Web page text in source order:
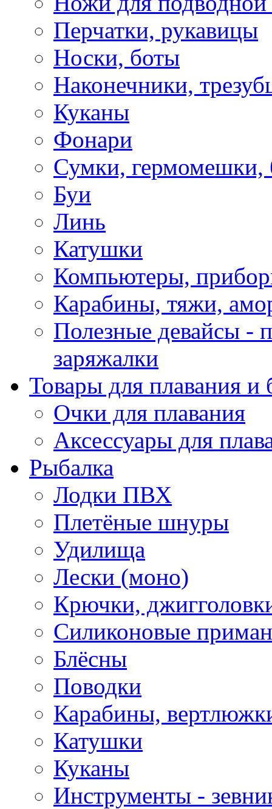
Перчатки, рукавицы
Носки, боты
Наконечники,
Куканы
Фонари
Сумки, гермомешки,
Буи
Линь
Катушки
Компьютеры,
Карабины, тяжи,
Полезные девайсы -
заряжалки
Товары для плавания и
Очки для плавания
Аксессуары для
Рыбалка
Лодки ПВХ
Плетёные шнуры
Удилища
Лески (моно)
Крючки,
Силиконовые
Блёсны
Поводки
Карабины,
Катушки
Куканы
Инструменты -